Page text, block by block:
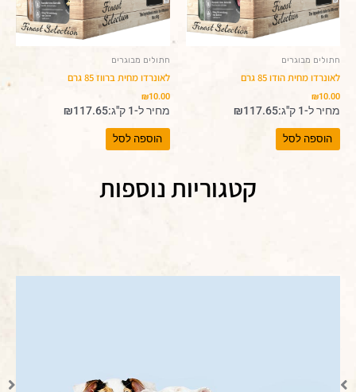
חתולים מבוגרים
לאונרדו מחית הודו 85 גרם
₪10.00
מחיר ל-1 ק"ג: ₪117.65
הוספה לסל
חתולים מבוגרים
לאונרדו מחית ברווז 85 גרם
₪10.00
מחיר ל-1 ק"ג: ₪117.65
הוספה לסל
קטגוריות נוספות